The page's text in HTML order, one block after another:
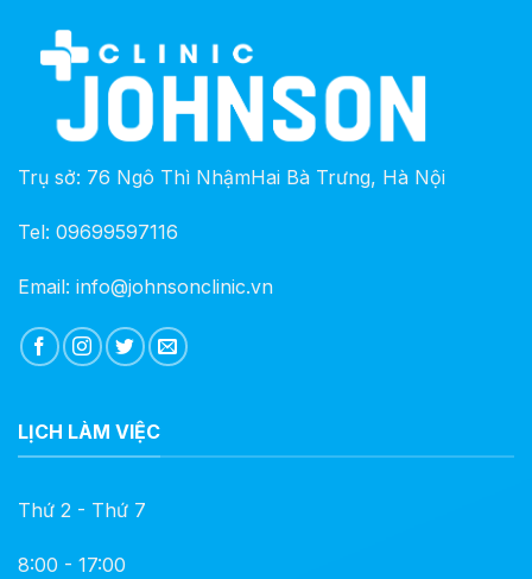
Trụ sở: 76 Ngô Thì NhậmHai Bà Trưng, Hà Nội
Tel: 09699597116
Email: info@johnsonclinic.vn
LỊCH LÀM VIỆC
Thứ 2 - Thứ 7
8:00 - 17:00